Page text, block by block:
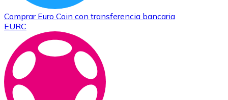
Comprar Euro Coin con transferencia bancaria
EURC